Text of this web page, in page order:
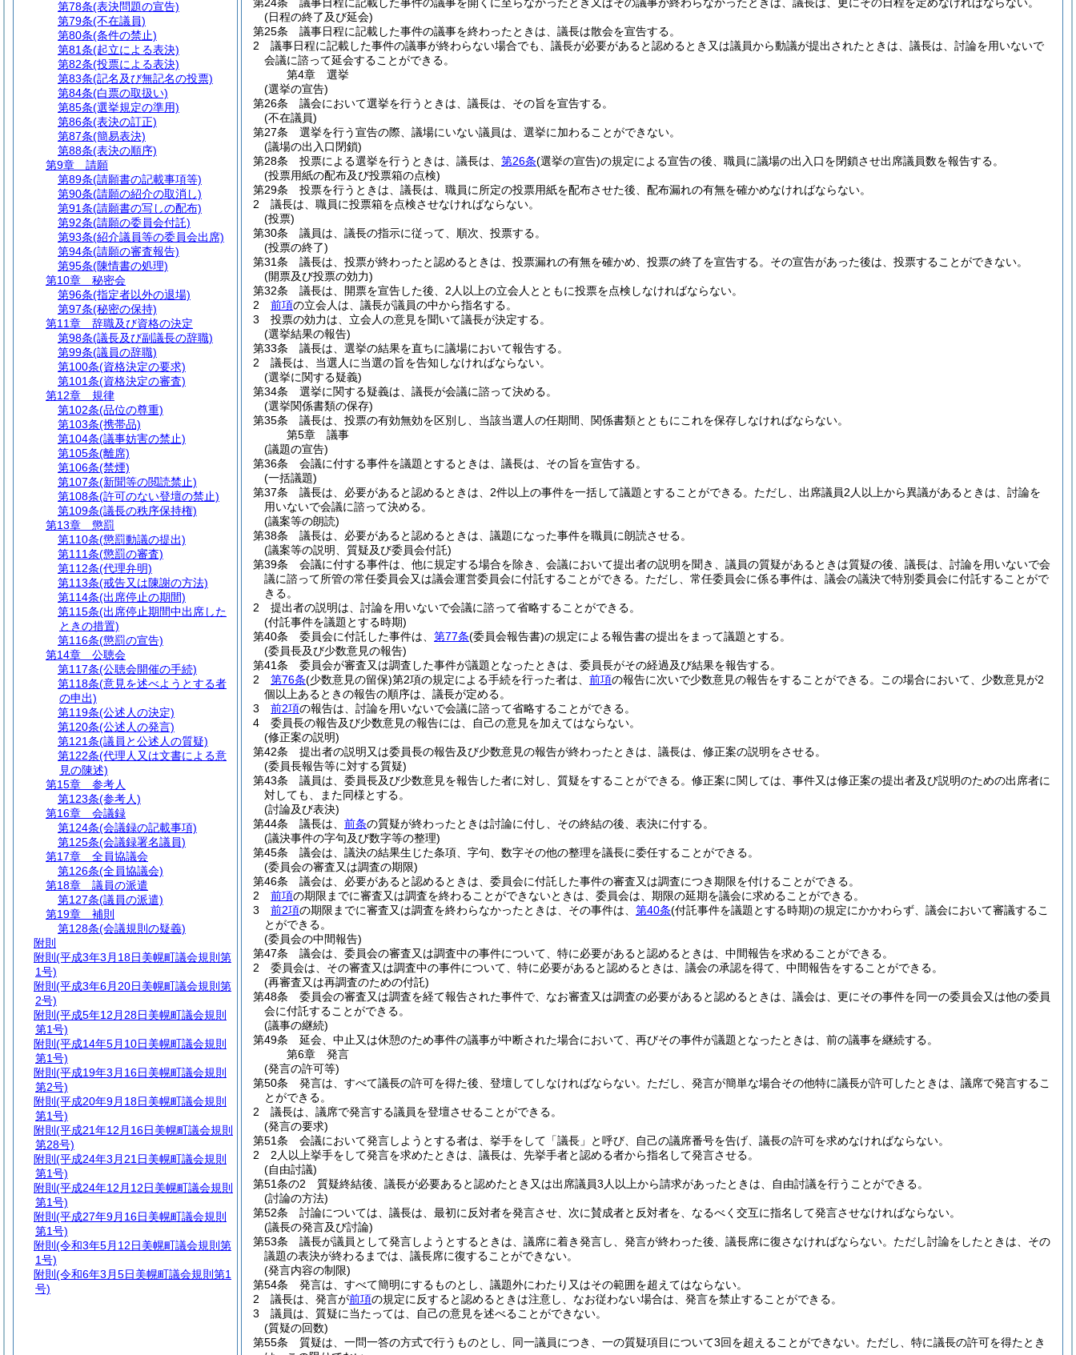
(日程の終了及び延会)
第25条
議事日程に記載した事件の議事を終わったときは、議長は散会を宣告する。
2
議事日程に記載した事件の議事が終わらない場合でも、議長が必要があると認めるとき又は議員から動議が提出されたときは、議長は、討論を用いないで
会議に諮って延会することができる。
第4章
選挙
(選挙の宣告)
第26条
議会において選挙を行うときは、議長は、その旨を宣告する。
(不在議員)
第27条
選挙を行う宣告の際、議場にいない議員は、選挙に加わることができない。
(議場の出入口閉鎖)
第28条
投票による選挙を行うときは、議長は、 第26条(選挙の宣告)の規定による宣告の後、職員に議場の出入口を閉鎖させ出席議員数を報告する。
(投票用紙の配布及び投票箱の点検)
第29条
投票を行うときは、議長は、職員に所定の投票用紙を配布させた後、配布漏れの有無を確かめなければならない。
2
議長は、職員に投票箱を点検させなければならない。
(投票)
第30条
議員は、議長の指示に従って、順次、投票する。
(投票の終了)
第31条
議長は、投票が終わったと認めるときは、投票漏れの有無を確かめ、投票の終了を宣告する。 その宣告があった後は、投票することができない。
(開票及び投票の効力)
第32条
議長は、開票を宣告した後、2人以上の立会人とともに投票を点検しなければならない。
2
前項の立会人は、議長が議員の中から指名する。
3
投票の効力は、立会人の意見を聞いて議長が決定する。
(選挙結果の報告)
第33条
議長は、選挙の結果を直ちに議場において報告する。
2
議長は、当選人に当選の旨を告知しなければならない。
(選挙に関する疑義)
第34条
選挙に関する疑義は、議長が会議に諮って決める。
(選挙関係書類の保存)
第35条
議長は、投票の有効無効を区別し、当該当選人の任期間、関係書類とともにこれを保存しなければならない。
第5章
議事
(議題の宣告)
第36条
会議に付する事件を議題とするときは、議長は、その旨を宣告する。
(一括議題)
第37条
議長は、必要があると認めるときは、2件以上の事件を一括して議題とすることができる。 ただし、出席議員2人以上から異議があるときは、討論を
用いないで会議に諮って決める。
(議案等の朗読)
第38条
議長は、必要があると認めるときは、議題になった事件を職員に朗読させる。
(議案等の説明、質疑及び委員会付託)
第39条
会議に付する事件は、他に規定する場合を除き、会議において提出者の説明を聞き、議員の質疑があるときは質疑の後、議長は、討論を用いないで会
議に諮って所管の常任委員会又は議会運営委員会に付託することができる。 ただし、常任委員会に係る事件は、議会の議決で特別委員会に付託することがで
きる。
2
提出者の説明は、討論を用いないで会議に諮って省略することができる。
(付託事件を議題とする時期)
第40条
委員会に付託した事件は、 第77条(委員会報告書)の規定による報告書の提出をまって議題とする。
(委員長及び少数意見の報告)
第41条
委員会が審査又は調査した事件が議題となったときは、委員長がその経過及び結果を報告する。
2
第76条(少数意見の留保)第2項の規定による手続を行った者は、 前項の報告に次いで少数意見の報告をすることができる。
この場合において、少数意見が2
個以上あるときの報告の順序は、議長が定める。
3
前2項の報告は、討論を用いないで会議に諮って省略することができる。
4
委員長の報告及び少数意見の報告には、自己の意見を加えてはならない。
(修正案の説明)
第42条
提出者の説明又は委員長の報告及び少数意見の報告が終わったときは、議長は、修正案の説明をさせる。
(委員長報告等に対する質疑)
第43条
議員は、委員長及び少数意見を報告した者に対し、質疑をすることができる。 修正案に関しては、事件又は修正案の提出者及び説明のための出席者に
対しても、また同様とする。
(討論及び表決)
第44条
議長は、 前条の質疑が終わったときは討論に付し、その終結の後、表決に付する。
(議決事件の字句及び数字等の整理)
第45条
議会は、議決の結果生じた条項、字句、数字その他の整理を議長に委任することができる。
(委員会の審査又は調査の期限)
第46条
議会は、必要があると認めるときは、委員会に付託した事件の審査又は調査につき期限を付けることができる。
2
前項の期限までに審査又は調査を終わることができないときは、委員会は、期限の延期を議会に求めることができる。
3
前2項の期限までに審査又は調査を終わらなかったときは、その事件は、 第40条(付託事件を議題とする時期)の規定にかかわらず、議会において審議するこ
とができる。
(委員会の中間報告)
第47条
議会は、委員会の審査又は調査中の事件について、特に必要があると認めるときは、中間報告を求めることができる。
2
委員会は、その審査又は調査中の事件について、特に必要があると認めるときは、議会の承認を得て、中間報告をすることができる。
(再審査又は再調査のための付託)
第48条
委員会の審査又は調査を経て報告された事件で、なお審査又は調査の必要があると認めるときは、議会は、更にその事件を同一の委員会又は他の委員
会に付託することができる。
(議事の継続)
第49条
延会、中止又は休憩のため事件の議事が中断された場合において、再びその事件が議題となったときは、前の議事を継続する。
第6章
発言
(発言の許可等)
第50条
発言は、すべて議長の許可を得た後、登壇してしなければならない。 ただし、発言が簡単な場合その他特に議長が許可したときは、議席で発言するこ
とができる。
2
議長は、議席で発言する議員を登壇させることができる。
(発言の要求)
第51条
会議において発言しようとする者は、挙手をして「議長」と呼び、自己の議席番号を告げ、議長の許可を求めなければならない。
2
2人以上挙手をして発言を求めたときは、議長は、先挙手者と認める者から指名して発言させる。
(自由討議)
第51条の2
質疑終結後、議長が必要あると認めたとき又は出席議員3人以上から請求があったときは、自由討議を行うことができる。
(討論の方法)
第52条
討論については、議長は、最初に反対者を発言させ、次に賛成者と反対者を、なるべく交互に指名して発言させなければならない。
(議長の発言及び討論)
第53条
議長が議員として発言しようとするときは、議席に着き発言し、発言が終わった後、議長席に復さなければならない。 ただし討論をしたときは、その
議題の表決が終わるまでは、議長席に復することができない。
(発言内容の制限)
第54条
発言は、すべて簡明にするものとし、議題外にわたり又はその範囲を超えてはならない。
2
議長は、発言が前項の規定に反すると認めるときは注意し、なお従わない場合は、発言を禁止することができる。
3
議員は、質疑に当たっては、自己の意見を述べることができない。
(質疑の回数)
第55条
質疑は、一問一答の方式で行うものとし、同一議員につき、一の質疑項目について3回を超えることができない。 ただし、特に議長の許可を得たとき
第78条(表決問題の宣告)
第79条(不在議員)
第80条(条件の禁止)
第81条(起立による表決)
第82条(投票による表決)
第83条(記名及び無記名の投票)
第84条(白票の取扱い)
第85条(選挙規定の準用)
第86条(表決の訂正)
第87条(簡易表決)
第88条(表決の順序)
第9章
請願
第89条(請願書の記載事項等)
第90条(請願の紹介の取消し)
第91条(請願書の写しの配布)
第92条(請願の委員会付託)
第93条(紹介議員等の委員会出席)
第94条(請願の審査報告)
第95条(陳情書の処理)
第10章
秘密会
第96条(指定者以外の退場)
第97条(秘密の保持)
第11章
辞職及び資格の決定
第98条(議長及び副議長の辞職)
第99条(議員の辞職)
第100条(資格決定の要求)
第101条(資格決定の審査)
第12章
規律
第102条(品位の尊重)
第103条(携帯品)
第104条(議事妨害の禁止)
第105条(離席)
第106条(禁煙)
第107条(新聞等の閲読禁止)
第108条(許可のない登壇の禁止)
第109条(議長の秩序保持権)
第13章
懲罰
第110条(懲罰動議の提出)
第111条(懲罰の審査)
第112条(代理弁明)
第113条(戒告又は陳謝の方法)
第114条(出席停止の期間)
第115条(出席停止期間中出席した
ときの措置)
第116条(懲罰の宣告)
第14章
公聴会
第117条(公聴会開催の手続)
第118条(意見を述べようとする者
の申出)
第119条(公述人の決定)
第120条(公述人の発言)
第121条(議員と公述人の質疑)
第122条(代理人又は文書による意
見の陳述)
第15章
参考人
第123条(参考人)
第16章
会議録
第124条(会議録の記載事項)
第125条(会議録署名議員)
第17章
全員協議会
第126条(全員協議会)
第18章
議員の派遣
第127条(議員の派遣)
第19章
補則
第128条(会議規則の疑義)
附則
附則 (平成3年3月18日美幌町議会規則第
1号)
附則 (平成3年6月20日美幌町議会規則第
2号)
附則 (平成5年12月28日美幌町議会規則
第1号)
附則 (平成14年5月10日美幌町議会規則
第1号)
附則 (平成19年3月16日美幌町議会規則
第2号)
附則 (平成20年9月18日美幌町議会規則
第1号)
附則 (平成21年12月16日美幌町議会規則
第28号)
附則 (平成24年3月21日美幌町議会規則
第1号)
附則 (平成24年12月12日美幌町議会規則
第1号)
附則 (平成27年9月16日美幌町議会規則
第1号)
附則 (令和3年5月12日美幌町議会規則第
1号)
附則 (令和6年3月5日美幌町議会規則第1
号)